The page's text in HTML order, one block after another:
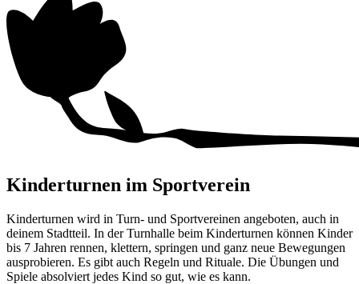
Kinderturnen im Sportverein
Kinderturnen wird in Turn- und Sportvereinen angeboten, auch in
deinem Stadtteil. In der Turnhalle beim Kinderturnen können Kinder
bis 7 Jahren rennen, klettern, springen und ganz neue Bewegungen
ausprobieren. Es gibt auch Regeln und Rituale. Die Übungen und
Spiele absolviert jedes Kind so gut, wie es kann.